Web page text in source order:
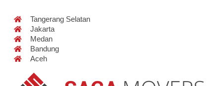
Tangerang Selatan
Jakarta
Medan
Bandung
Aceh